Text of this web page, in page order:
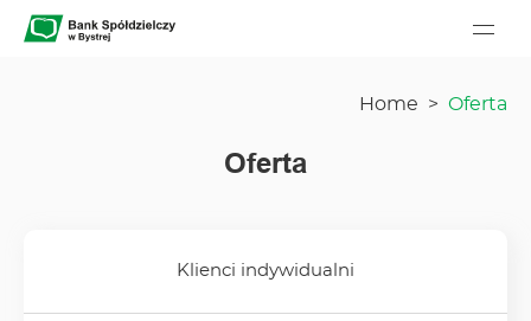
Bank Spółdzielczy w Bystrej - Menu główne
Home > Oferta
Oferta
Klienci indywidualni